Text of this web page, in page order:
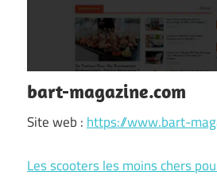
bart-magazine.com
Site web : https://www.bart-
Les scooters les moins chers